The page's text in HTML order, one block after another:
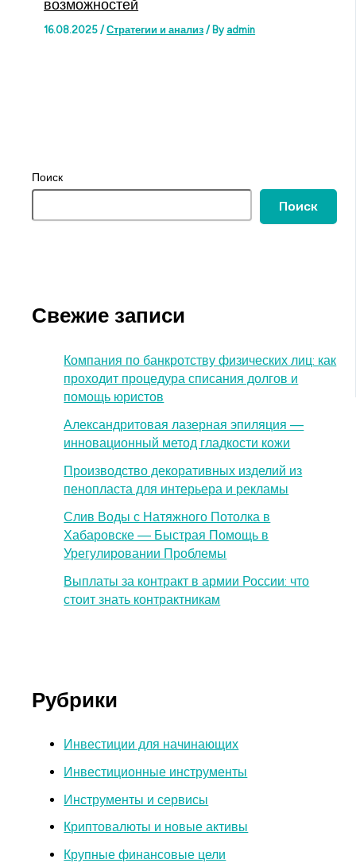
Поиск
Поиск
Свежие записи
Компания по банкротству физических лиц: как
проходит процедура списания долгов и
помощь юристов
Александритовая лазерная эпиляция —
инновационный метод гладкости кожи
Производство декоративных изделий из
пенопласта для интерьера и рекламы
Слив Воды с Натяжного Потолка в
Хабаровске — Быстрая Помощь в
Урегулировании Проблемы
Выплаты за контракт в армии России: что
стоит знать контрактникам
Рубрики
Инвестиции для начинающих
Инвестиционные инструменты
Инструменты и сервисы
Криптовалюты и новые активы
Крупные финансовые цели
возможностей
16.08.2025/Стратегии и анализ / By admin